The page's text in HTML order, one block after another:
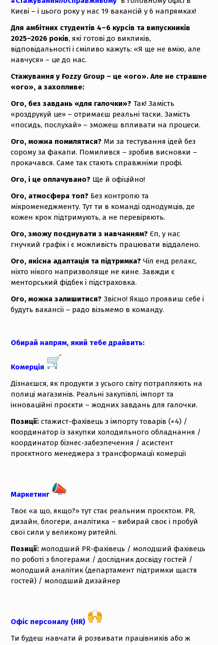
Києві – і цього року у нас 19 вакансій у 6 напрямках!
Для амбітних студентів 4–6 курсів та випускників
2025–2026 років, які готові до викликів,
відповідальності і сміливо кажуть: «Я ще не вмію, але
навчуся» – це до нас.
Стажування у Fozzy Group – це «ого». Але не страшне
«ого», а захопливе:
Ого, без завдань «для галочки»? Так! Замість
«роздрукуй це» – отримаєш реальні таски. Замість
«посидь, послухай» – зможеш впливати на процеси.
Ого, можна помилятися? Ми за тестування ідей без
сорому за факапи. Помилився – зробив висновки –
прокачався. Саме так стають справжніми профі.
Ого, і це оплачувано? Ще й офіційно!
Ого, атмосфера топ? Без контролю та
мікроменеджменту. Тут ти в команді однодумців, де
кожен крок підтримують, а не перевіряють.
Ого, зможу поєднувати з навчанням? Єп, у нас
гнучкий графік і є можливість працювати віддалено.
Ого, якісна адаптація та підтримка? Чіл енд релакс,
ніхто нікого напризволяще не кине. Завжди є
менторський фідбек і підстраховка.
Ого, можна залишитися? Звісно! Якщо проявиш себе і
будуть вакансії – радо візьмемо в команду.
Обирай напрям, який тебе драйвить:
Комерція
Дізнаєшся, як продукти з усього світу потрапляють на
полиці магазинів. Реальні закупівлі, імпорт та
інноваційні проєкти – жодних завдань для галочки.
Позиції: стажист-фахівець з імпорту товарів (×4) /
координатор із закупки холодильного обладнання /
координатор бізнес-забезпечення / асистент
проєктного менеджера з трансформації комерції
Маркетинг
Твоє «а що, якщо?» тут стає реальним проєктом. PR,
дизайн, блогери, аналітика – вибирай своє і пробуй
свої сили у великому ритейлі.
Позиції: молодший PR-фахівець / молодший фахівець
по роботі з блогерами / дослідник досвіду гостей /
молодший аналітик (департамент підтримки щастя
гостей) / молодший дизайнер
Офіс персоналу (HR)
Ти будеш навчати й розвивати працівників або ж